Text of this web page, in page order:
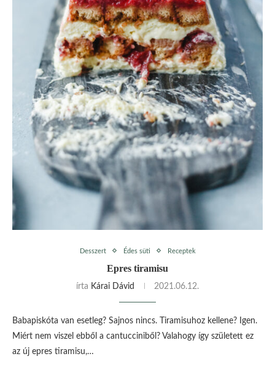
Desszert Édes süti Receptek
Epres tiramisu
írta Kárai Dávid 2021.06.12.
Babapiskóta van esetleg? Sajnos nincs. Tiramisuhoz kellene? Igen.
Miért nem viszel ebből a cantucciniből? Valahogy így született ez
az új epres tiramisu,…